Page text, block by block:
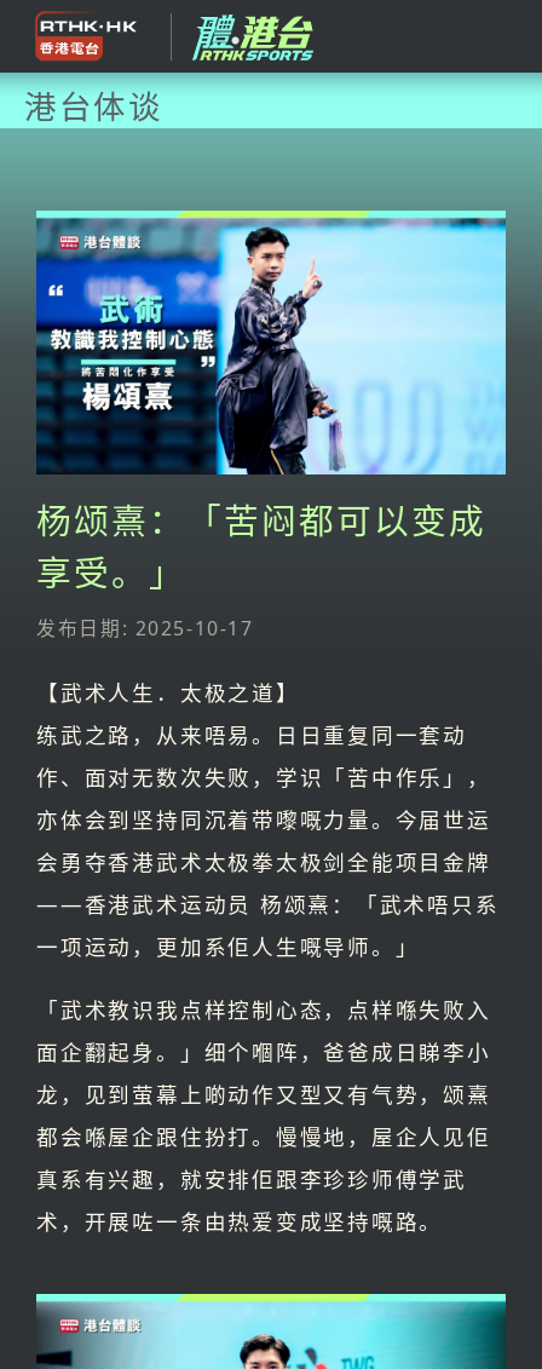
港台体谈
杨颂熹：「苦闷都可以变成
享受。」
发布日期: 2025-10-17
【武术人生．太极之道】
练武之路，从来唔易。日日重复同一套动
作、面对无数次失败，学识「苦中作乐」，
亦体会到坚持同沉着带嚟嘅力量。今届世运
会勇夺香港武术太极拳太极剑全能项目金牌
——香港武术运动员 杨颂熹：「武术唔只系
一项运动，更加系佢人生嘅导师。」
「武术教识我点样控制心态，点样喺失败入
面企翻起身。」细个嗰阵，爸爸成日睇李小
龙，见到萤幕上啲动作又型又有气势，颂熹
都会喺屋企跟住扮打。慢慢地，屋企人见佢
真系有兴趣，就安排佢跟李珍珍师傅学武
术，开展咗一条由热爱变成坚持嘅路。